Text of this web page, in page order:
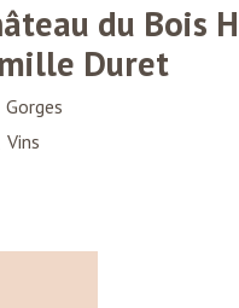
du Bois
Duret
Gorges
Vins